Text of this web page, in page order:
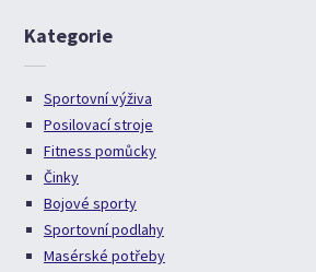
Kategorie
Sportovní výživa
Posilovací stroje
Fitness pomůcky
Činky
Bojové sporty
Sportovní podlahy
Masérské potřeby